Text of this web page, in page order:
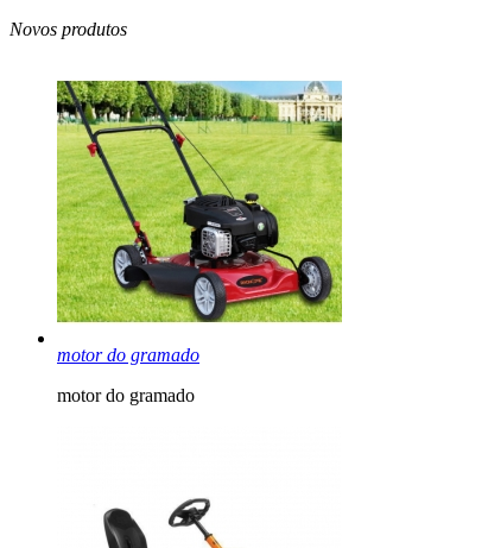
Novos produtos
motor do gramado
motor do gramado